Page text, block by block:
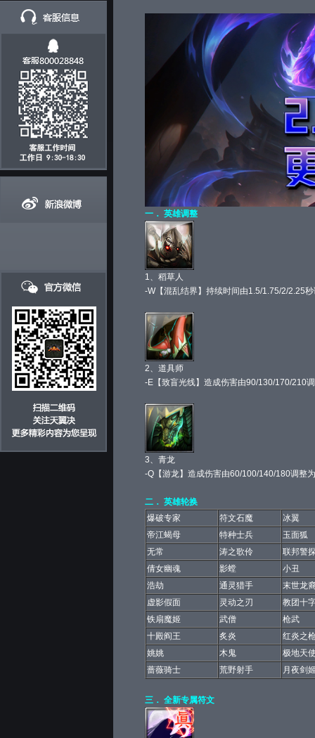
一． 英雄调整
1、稻草人
-W【混乱结界】持续时间由1.5/1.75/2/2.25
2、道具师
-E【致盲光线】造成伤害由90/130/170/210
3、 青龙
-Q【游龙】造成伤害由60/100/140/180调整
二． 英雄轮换
爆破专家
符文石魔
冰翼
帝江蝎母
特种士兵
玉面狐
无常
涛之歌伶
联邦警
倩女幽魂
影螳
小丑
浩劫
通灵猎手
末世龙
虚影假面
灵动之刃
教团十
铁扇魔姬
武僧
枪武
十殿阎王
炙炎
红炎之
姚姚
木鬼
极地天
蔷薇骑士
荒野射手 月夜剑
三． 全新专属符文